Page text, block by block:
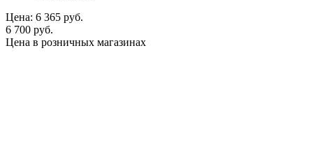
Цена: 6 365 руб.
6 700 руб.
Цена в розничных магазинах